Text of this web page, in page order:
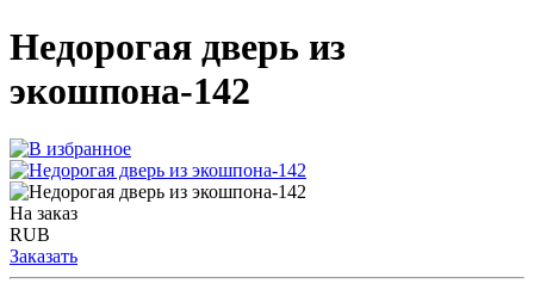
Недорогая дверь из
экошпона-142
На заказ
RUB
Заказать